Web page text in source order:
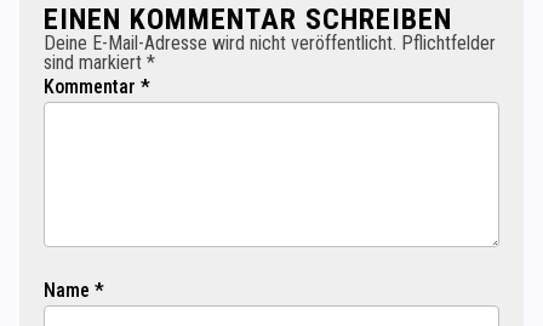
EINEN KOMMENTAR SCHREIBEN
Deine E-Mail-Adresse wird nicht veröffentlicht. Pflichtfelder
sind markiert *
Kommentar *
Name *